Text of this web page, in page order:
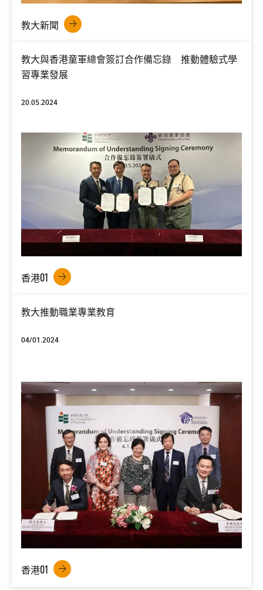
教大新聞
教大與香港童軍總會簽訂合作備忘錄 推動體驗式學
習專業發展
20.05.2024
香港01
教大推動職業專業教育
04/01.2024
香港01